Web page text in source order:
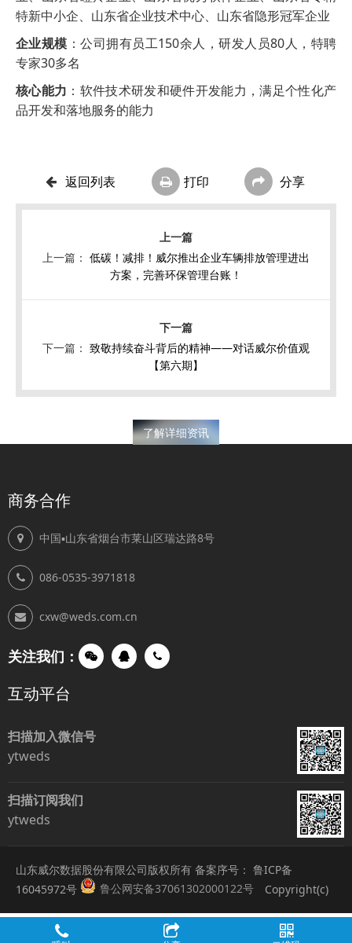
特新中小企、山东省企业技术中心、山东省隐形冠军企业
企业规模 ：公司拥有员工150余人，研发人员80人，特聘
专家30多名
核心能力 ：软件技术研发和硬件开发能力，满足个性化产
品开发和落地服务的能力
返回列表 打印 分享
上一篇： 低碳！减排！威尔推出企业车辆排放管理进出
方案，完善环保管理台账！
下一篇： 致敬持续奋斗背后的精神——对话威尔价值观
【第六期】
了解详细资讯
商务合作
中国▪山东省烟台市莱山区瑞达路8号
086-0535-3971818
cxw@weds.com.cn
关注我们：
互动平台
扫描加入微信号
ytweds
扫描订阅我们
ytweds
山东威尔数据股份有限公司版权所有 备案序号： 鲁ICP备
16045972号
鲁公网安备37061302000122号 Copyright(c)